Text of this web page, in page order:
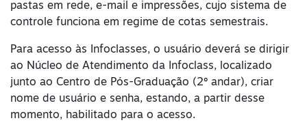
pastas em rede, e-mail e impressões, cujo sistema de
controle funciona em regime de cotas semestrais.
Para acesso às Infoclasses, o usuário deverá se dirigir
ao Núcleo de Atendimento da Infoclass, localizado
junto ao Centro de Pós-Graduação (2º andar), criar
nome de usuário e senha, estando, a partir desse
momento, habilitado para o acesso.